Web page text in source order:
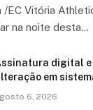
/EC Vitória
na noite desta…
digital e
em
6, 2026